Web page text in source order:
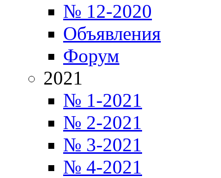
№ 12-2020
Объявления
Форум
2021
№ 1-2021
№ 2-2021
№ 3-2021
№ 4-2021